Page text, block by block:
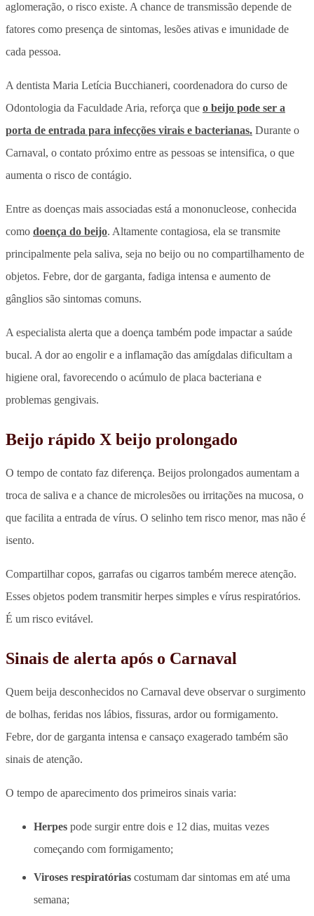
aglomeração, o risco existe. A chance de transmissão depende de
fatores como presença de sintomas, lesões ativas e imunidade de
cada pessoa.
A dentista Maria Letícia Bucchianeri, coordenadora do curso de
Odontologia da Faculdade Aria, reforça que o beijo pode ser a
porta de entrada para infecções virais e bacterianas. Durante o
Carnaval, o contato próximo entre as pessoas se intensifica, o que
aumenta o risco de contágio.
Entre as doenças mais associadas está a mononucleose, conhecida
como doença do beijo. Altamente contagiosa, ela se transmite
principalmente pela saliva, seja no beijo ou no compartilhamento de
objetos. Febre, dor de garganta, fadiga intensa e aumento de
gânglios são sintomas comuns.
A especialista alerta que a doença também pode impactar a saúde
bucal. A dor ao engolir e a inflamação das amígdalas dificultam a
higiene oral, favorecendo o acúmulo de placa bacteriana e
problemas gengivais.
Beijo rápido X beijo prolongado
O tempo de contato faz diferença. Beijos prolongados aumentam a
troca de saliva e a chance de microlesões ou irritações na mucosa, o
que facilita a entrada de vírus. O selinho tem risco menor, mas não é
isento.
Compartilhar copos, garrafas ou cigarros também merece atenção.
Esses objetos podem transmitir herpes simples e vírus respiratórios.
É um risco evitável.
Sinais de alerta após o Carnaval
Quem beija desconhecidos no Carnaval deve observar o surgimento
de bolhas, feridas nos lábios, fissuras, ardor ou formigamento.
Febre, dor de garganta intensa e cansaço exagerado também são
sinais de atenção.
O tempo de aparecimento dos primeiros sinais varia:
Herpes pode surgir entre dois e 12 dias, muitas vezes
começando com formigamento;
Viroses respiratórias costumam dar sintomas em até uma
semana;